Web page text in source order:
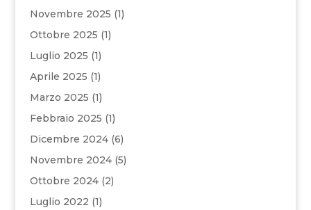
Novembre 2025 (1)
Ottobre 2025 (1)
Luglio 2025 (1)
Aprile 2025 (1)
Marzo 2025 (1)
Febbraio 2025 (1)
Dicembre 2024(6)
Novembre 2024(5)
Ottobre 2024(2)
Luglio 2022 (1)